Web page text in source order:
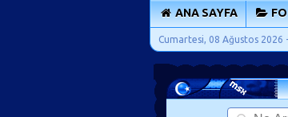
ANA SAYFA
Cumartesi, 08 Ağustos 2026